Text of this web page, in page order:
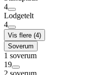
4
Lodgetelt
4
Vis flere (4)
Soverum
1 soverum
19